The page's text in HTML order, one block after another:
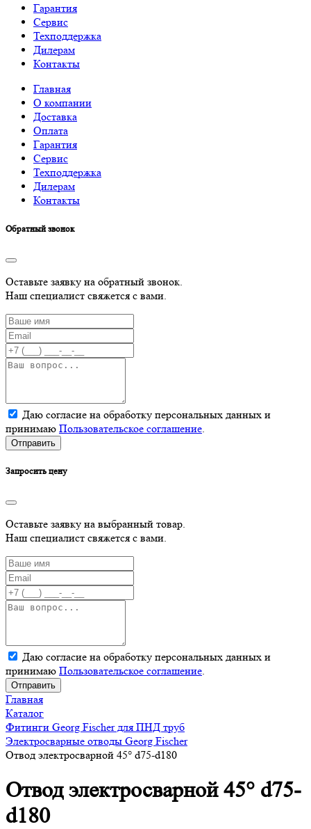
Гарантия
Сервис
Техподдержка
Дилерам
Контакты
Главная
О компании
Доставка
Оплата
Гарантия
Сервис
Техподдержка
Дилерам
Контакты
Обратный звонок
Оставьте заявку на обратный звонок.
Наш специалист свяжется с вами.
Даю согласие на обработку персональных данных и
принимаю Пользовательское соглашение
Отправить
Запросить цену
Оставьте заявку на выбранный товар.
Наш специалист свяжется с вами.
Даю согласие на обработку персональных данных и
принимаю Пользовательское соглашение.
Отправить
Главная
Каталог
Фитинги Georg Fischer для ПНД труб
Электросварные отводы Georg Fischer
Отвод электросварной 45° d75-d180
Отвод электросварной 45° d75-
d180